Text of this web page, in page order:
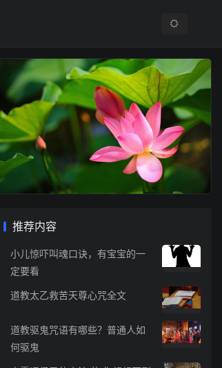
推荐内容
小儿惊吓叫魂口诀，有宝宝的一
定要看
道教太乙救苦天尊心咒全文
道教驱鬼咒语有哪些？普通人如
何驱鬼